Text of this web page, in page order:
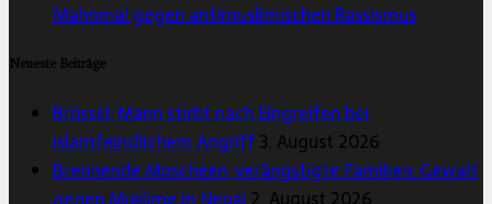
Mahnmal gegen antimuslimischen Rassismus
Neueste Beiträge
Brüssel: Mann stirbt nach Eingreifen bei
islamfeindlichem Angriff3. August 2026
Brennende Moscheen, verängstigte Familien: Gewalt
gegen Muslime in Nepal 2. August 2026